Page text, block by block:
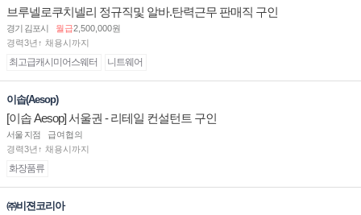
브루넬로쿠치넬리 정규직및 알바.탄력근무 판매직 구인
경기 김포시 월급2,500,000원
경력3년↑ 채용시까지
최고급캐시미어스웨터 니트웨어
이솝(Aesop)
[이솝 Aesop] 서울권 - 리테일 컨설턴트 구인
서울 지점
급여협의
경력3년↑ 채용시까지
화장품류
㈜비젼코리아